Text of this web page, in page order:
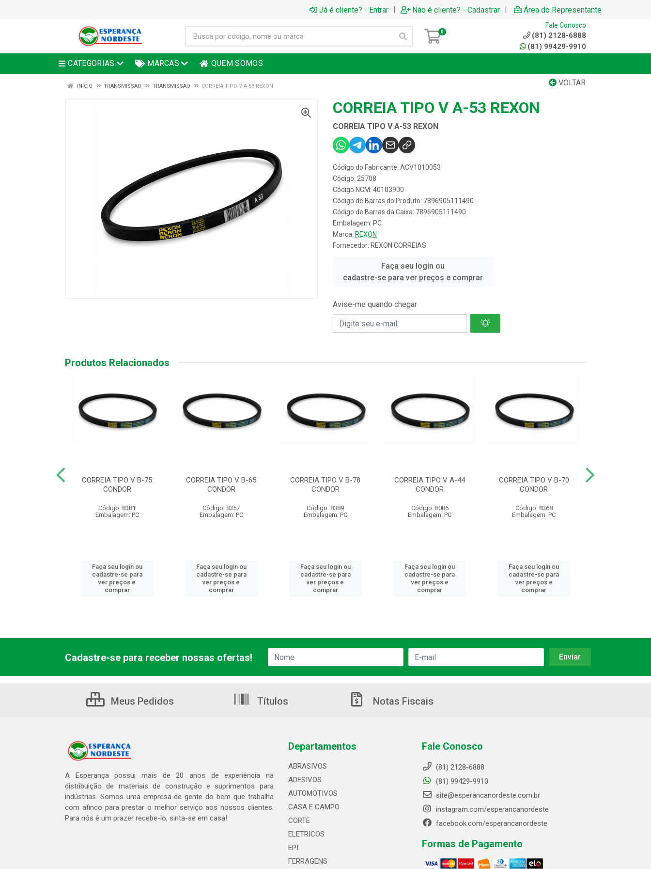
Já é cliente? - Entrar | Não é cliente? - Cadastrar | Área do Representante
0
Fale Conosco
(81) 2128-6888
(81) 99429-9910
CATEGORIAS MARCAS QUEM SOMOS
VOLTAR
INÍCIO TRANSMISSAO TRANSMISSAO CORREIA TIPO V A-53 REXON
CORREIA TIPO V A-53 REXON
CORREIA TIPO V A-53 REXON
Código do Fabricante: ACV1010053
Código: 25708
Código NCM: 40103900
Código de Barras do Produto: 7896905111490
Código de Barras da Caixa: 7896905111490
Embalagem: PC
Marca: REXON
Fornecedor: REXON CORREIAS
Faça seu login ou
cadastre-se para ver preços e comprar
Avise-me quando chegar
Produtos Relacionados
CORREIA TIPO V B-75
CONDOR
Código: 8381
Embalagem: PC
Faça seu login ou
cadastre-se para
ver preços e
comprar
CORREIA TIPO V B-65
CONDOR
Código: 8357
Embalagem: PC
Faça seu login ou
cadastre-se para
ver preços e
comprar
CORREIA TIPO V B-78
CONDOR
Código: 8389
Embalagem: PC
Faça seu login ou
cadastre-se para
ver preços e
comprar
CORREIA TIPO V A-44
CONDOR
Código: 8086
Embalagem: PC
Faça seu login ou
cadastre-se para
ver preços e
comprar
CORREIA TIPO V B-70
CONDOR
Código: 8368
Embalagem: PC
Faça seu login ou
cadastre-se para
ver preços e
comprar
Cadastre-se para receber nossas ofertas!
Meus Pedidos Títulos Notas Fiscais
A Esperança possui mais de 20 anos de experiência na
distribuição de materiais de construção e suprimentos para
indústrias. Somos uma empresa de gente do bem que trabalha
com afinco para prestar o melhor serviço aos nossos clientes.
Para nós é um prazer recebe-lo, sinta-se em casa!
Departamentos
ABRASIVOS
ADESIVOS
AUTOMOTIVOS
CASA E CAMPO
CORTE
ELETRICOS
EPI
FERRAGENS
Fale Conosco
(81) 2128-6888
(81) 99429-9910
site@esperancanordeste.com.br
instagram.com/esperancanordeste
facebook.com/esperancanordeste
Formas de Pagamento